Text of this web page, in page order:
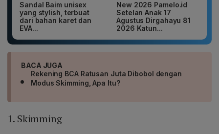
Sandal Baim unisex
yang stylish, terbuat
dari bahan karet dan
EVA...
New 2026 Pamelo.id
Setelan Anak 17
Agustus Dirgahayu 81
2026 Katun...
BACA JUGA
Rekening BCA Ratusan Juta Dibobol dengan
Modus Skimming, Apa Itu?
1. Skimming